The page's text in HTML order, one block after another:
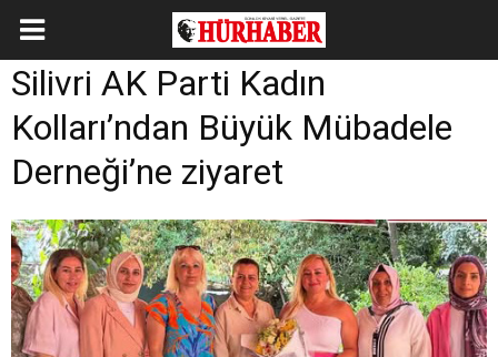
Silivri AK Parti Kadın
Kolları’ndan Büyük Mübadele
Derneği’ne ziyaret